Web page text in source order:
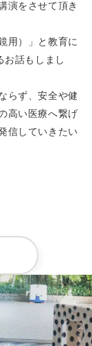
演をさせて頂き
用）」と教育に
お話もしまし
らず、安全や健
高い医療へ繋げ
信していきたい